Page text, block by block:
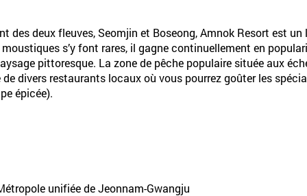
des deux fleuves, Seomjin et Boseong, Amnok Resort est
s’y font rares, il gagne continuellement en
pittoresque. La zone de pêche populaire située aux
divers restaurants locaux où vous pourrez goûter les
épicée).
unifiée de Jeonnam-Gwangju